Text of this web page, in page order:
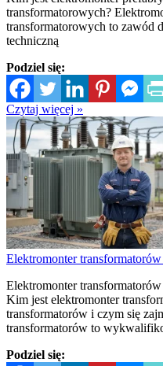
transformatorowych?
transformatorowych to zawód
techniczną
Podziel się:
Czytaj więcej »
Elektromonter
Elektromonter
Kim jest elektromonter
transformatorów i czym się
transformatorów to
Podziel się: